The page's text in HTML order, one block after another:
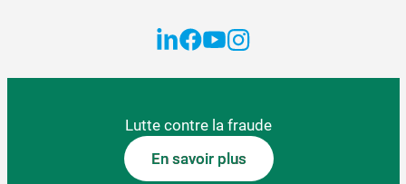
Lutte contre la fraude
En savoir plus